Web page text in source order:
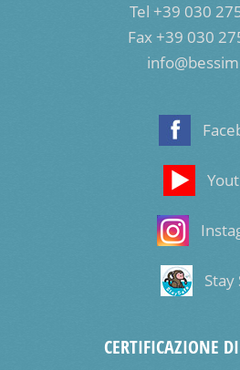
Tel +39 030
Fax +39 030
Stay
CERTIFICAZIONE